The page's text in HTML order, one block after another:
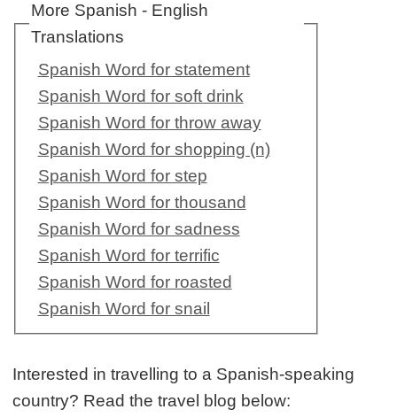
More Spanish - English
Translations
Spanish Word for statement
Spanish Word for soft drink
Spanish Word for throw away
Spanish Word for shopping (n)
Spanish Word for step
Spanish Word for thousand
Spanish Word for sadness
Spanish Word for terrific
Spanish Word for roasted
Spanish Word for snail
Interested in travelling to a Spanish-speaking
country? Read the travel blog below: